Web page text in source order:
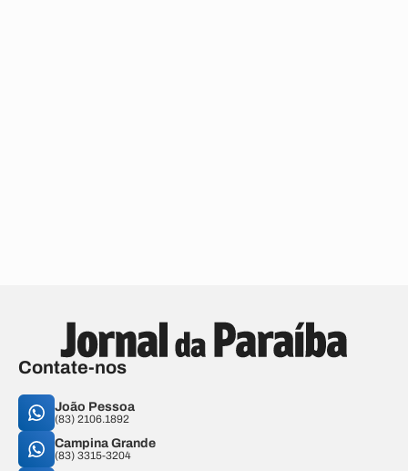
Contate-nos
João Pessoa
(83) 2106.1892
Campina Grande
(83) 3315-3204